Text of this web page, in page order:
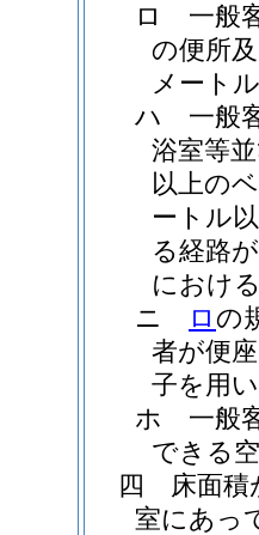
ロ
一般
の便所
メート
ハ
一般
浴室等
以上の
ートル
る経路
におけ
ニ
ロ の
者が便
子を用
ホ
一般
できる
四
床面
室にあっ